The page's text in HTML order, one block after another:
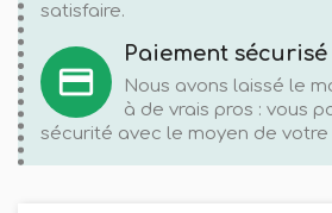
satisfaire.
credit_card
Paiement sécurisé
Nous avons laissé le
à de vrais pros : vous
sécurité avec le moyen de votre